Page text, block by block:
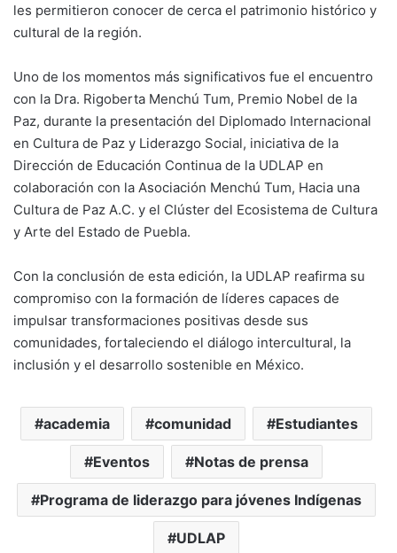
les permitieron conocer de cerca el patrimonio histórico y
cultural de la región.
Uno de los momentos más significativos fue el encuentro
con la Dra. Rigoberta Menchú Tum, Premio Nobel de la
Paz, durante la presentación del Diplomado Internacional
en Cultura de Paz y Liderazgo Social, iniciativa de la
Dirección de Educación Continua de la UDLAP en
colaboración con la Asociación Menchú Tum, Hacia una
Cultura de Paz A.C. y el Clúster del Ecosistema de Cultura
y Arte del Estado de Puebla.
Con la conclusión de esta edición, la UDLAP reafirma su
compromiso con la formación de líderes capaces de
impulsar transformaciones positivas desde sus
comunidades, fortaleciendo el diálogo intercultural, la
inclusión y el desarrollo sostenible en México.
academia comunidad Estudiantes
Eventos Notas de prensa
Programa de liderazgo para jóvenes Indígenas
UDLAP